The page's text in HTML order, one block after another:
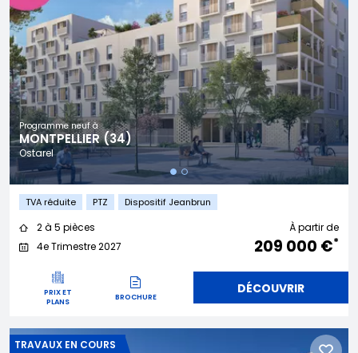
Programme neuf à
MONTPELLIER (34)
Ostarel
TVA réduite PTZ Dispositif Jeanbrun
2 à 5 pièces
4e Trimestre 2027
À partir de
209 000 €*
PRIX ET
PLANS
BROCHURE
DÉCOUVRIR
TRAVAUX EN COURS